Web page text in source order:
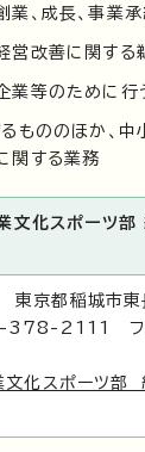
業、成長、事業
営改善に関する
業等のために行
もののほか、
関する業務
文化スポーツ部
京都稲城市東
378-2111 フ
化スポーツ部